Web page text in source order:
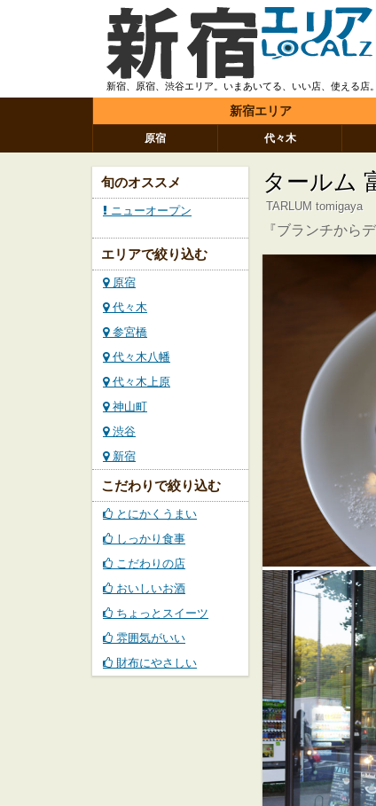
新宿、原宿、渋谷エリア。いまあいてる、いい店、使える店。
新宿エリア
原宿 代々木
旬のオススメ
ニューオープン
エリアで絞り込む
原宿
代々木
参宮橋
代々木八幡
代々木上原
神山町
渋谷
新宿
こだわりで絞り込む
とにかくうまい
しっかり食事
こだわりの店
おいしいお酒
ちょっとスイーツ
雰囲気がいい
財布にやさしい
タールム
TARLUM tomigaya
『ブランチから